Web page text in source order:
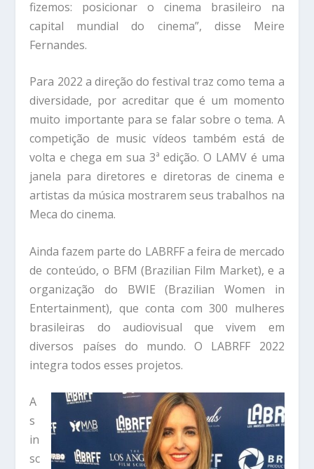
fizemos: posicionar o cinema brasileiro na
capital mundial do cinema”, disse Meire
Fernandes.
Para 2022 a direção do festival traz como tema a
diversidade, por acreditar que é um momento
muito importante para se falar sobre o tema. A
competição de music vídeos também está de
volta e chega em sua 3ª edição. O LAMV é uma
janela para diretores e diretoras de cinema e
artistas da música mostrarem seus trabalhos na
Meca do cinema.
Ainda fazem parte do LABRFF a feira de mercado
de conteúdo, o BFM (Brazilian Film Market), e a
organização do BWIE (Brazilian Women in
Entertainment), que conta com 300 mulheres
brasileiras do audiovisual que vivem em
diversos países do mundo. O LABRFF 2022
integra todos esses projetos.
A
s
in
sc